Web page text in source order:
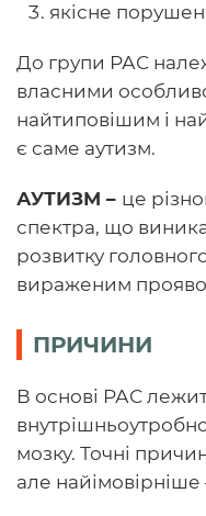
якісне
До групи РАС
власними
найтиповішим і
є саме аутизм.
АУТИЗМ – це
спектра, що
розвитку
вираженим
ПРИЧИНИ
В основі РАС
мозку. Точні
але найімовірніше